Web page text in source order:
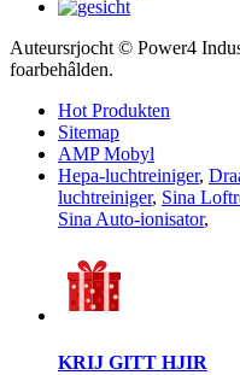
Auteursrjocht © Power4
foarbehâlden.
Hot Produkten
Sitemap
AMP Mobyl
Hepa-luchtreiniger,
luchtreiniger, Sina
Sina Auto-ionisator,
KRIJ GITT HJIR